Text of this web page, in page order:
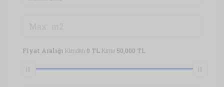
Fiyat Aralığı Kimden 0 TL Kime 50,000 TL